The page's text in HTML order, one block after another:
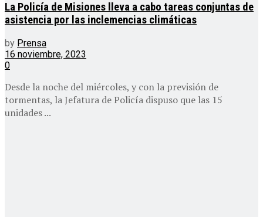
La Policía de Misiones lleva a cabo tareas conjuntas de
asistencia por las inclemencias climáticas
by Prensa
16 noviembre, 2023
0
Desde la noche del miércoles, y con la previsión de
tormentas, la Jefatura de Policía dispuso que las 15
unidades ...